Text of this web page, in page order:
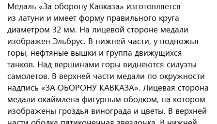
Медаль «За оборону Кавказа» изготовляется
из латуни и имеет форму правильного круга
диаметром 32 мм. На лицевой стороне медали
изображен Эльбрус. В нижней части, у подножья
горы, нефтяные вышки и группа движущихся
танков. Над вершинами горы виднеются силуэты
самолетов. В верхней части медали по окружности
надпись «ЗА ОБОРОНУ КАВКАЗА». Лицевая сторона
медали окаймлена фигурным ободком, на котором
изображены гроздья винограда и цветы. В верхней